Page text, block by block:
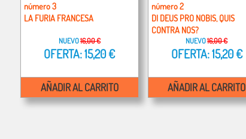
número 3
LA FURIA FRANCESA
NUEVO16,00 €
OFERTA: 15,20 €
AÑADIR AL CARRITO
número 2
DI DEUS PRO NOBIS, QUIS
CONTRA NOS?
NUEVO16,00 €
OFERTA: 15,20 €
AÑADIR AL CARRITO